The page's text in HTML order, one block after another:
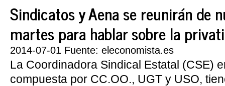
Sindicatos y Aena se reunirán de
martes para hablar sobre la
2014-07-01 Fuente: eleconomista.es
La Coordinadora Sindical Estatal (CSE)
compuesta por CC.OO., UGT y USO,